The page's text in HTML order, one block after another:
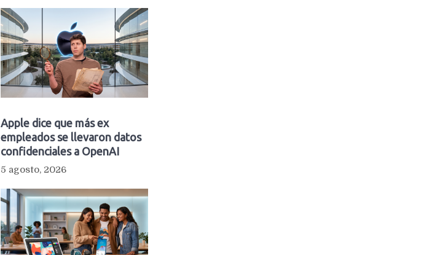
Apple dice que más ex
empleados se llevaron datos
confidenciales a OpenAI
5 agosto, 2026